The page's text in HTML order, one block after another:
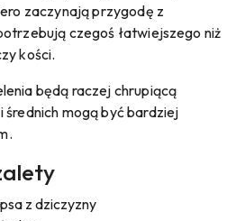
zaczynają przygodę z
czegoś łatwiejszego niż
kości.
będą raczej chrupiącą
średnich mogą być bardziej
z dziczyzny